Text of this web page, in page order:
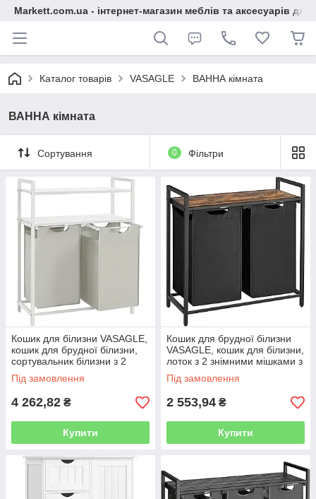
Markett.com.ua - інтернет-магазин меблів та аксесуарів для
Каталог товарів VASAGLE ВАННА кімната
ВАННА кімната
Сортування 0 Фільтри
Кошик для білизни VASAGLE,
кошик для брудної білизни,
сортувальник білизни з 2
висувними і знімними
мішками, 2 полиці, ємність 46
Під замовлення
4 262,82 ₴
Купити
Кошик для брудної білизни
VASAGLE, кошик для білизни,
лоток з 2 знімними мішками з
тканини Oxford, металевий
каркас, 2 x 46 л, 73
Під замовлення
2 553,94 ₴
Купити